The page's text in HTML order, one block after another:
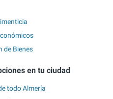
de Bienes
en tu ciudad
todo Almería